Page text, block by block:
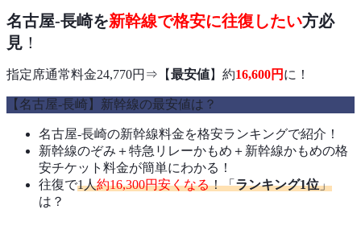
名古屋-長崎を新幹線で格安に往復したい方必
見 ！
指定席通常料金24,770円⇒【最安値】約16,600円 に！
【名古屋-長崎】新幹線の最安値は？
名古屋-長崎の新幹線料金を格安ランキングで紹介！
新幹線のぞみ＋特急リレーかもめ＋新幹線かもめの格
安チケット料金が簡単にわかる！
往復で1人約16,300円安くなる！「ランキング1位」
は？